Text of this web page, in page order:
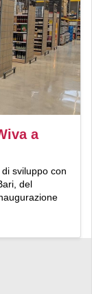
a
sviluppo con
del